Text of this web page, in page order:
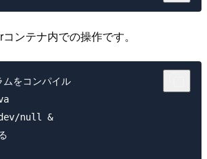
ンテナ内での操作です。
をコンパイル
null &